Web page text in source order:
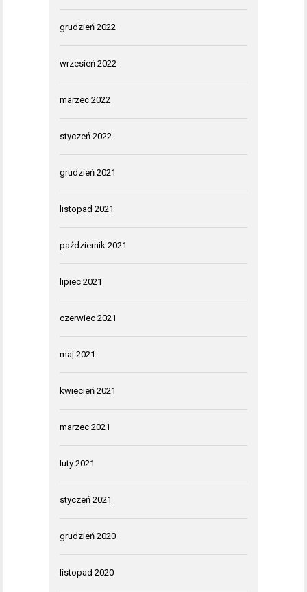
grudzień 2022
wrzesień 2022
marzec 2022
styczeń 2022
grudzień 2021
listopad 2021
październik 2021
lipiec 2021
czerwiec 2021
maj 2021
kwiecień 2021
marzec 2021
luty 2021
styczeń 2021
grudzień 2020
listopad 2020